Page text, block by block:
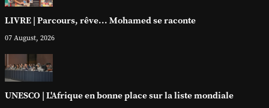
LIVRE | Parcours, rêve... Mohamed se raconte
07 August, 2026
UNESCO | L'Afrique en bonne place sur la liste mondiale